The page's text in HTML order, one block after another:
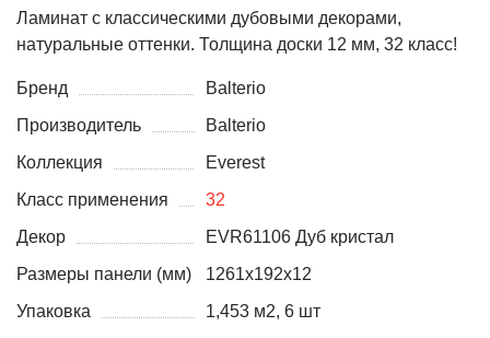
Ламинат с классическими дубовыми декорами,
натуральные оттенки. Толщина доски 12 мм, 32 класс!
Бренд
Balterio
Производитель
Balterio
Коллекция
Everest
Класс применения
32
Декор
EVR61106 Дуб кристал
Размеры панели (мм)
1261x192x12
Упаковка
1,453 м2, 6 шт